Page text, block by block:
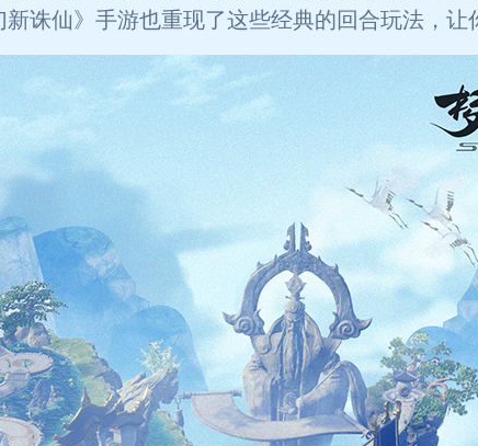
诛仙》手游也重现了这些经典的回合玩法，让